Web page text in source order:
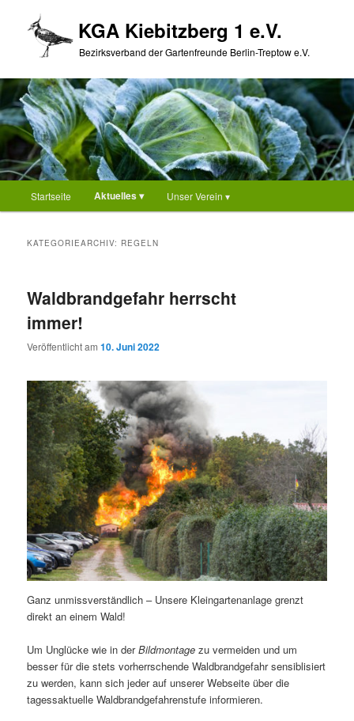
primären
sekundären
KGA Kiebitzberg 1 e.V.
Bezirksverband der Gartenfreunde Berlin-Treptow e.V.
Startseite Aktuelles ▾ Unser Verein ▾
KATEGORIEARCHIV: REGELN
Waldbrandgefahr herrscht
immer!
Veröffentlicht am10. Juni 2022
Ganz unmissverständlich – Unsere Kleingartenanlage grenzt
direkt an einem Wald!
Um Unglücke wie in derBildmontage zu vermeiden und um
besser für die stets vorherrschende Waldbrandgefahr sensiblisiert
zu werden, kann sich jeder auf unserer Webseite über die
tagessaktuelle Waldbrandgefahrenstufe informieren.